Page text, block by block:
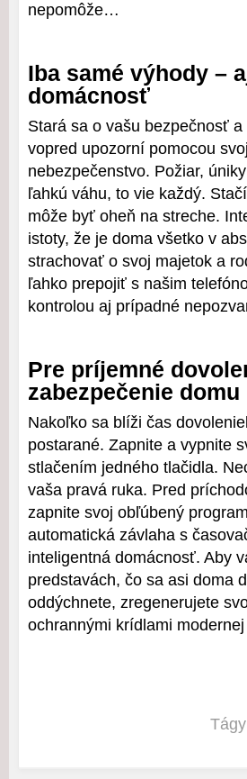
nepomôže…
Iba samé výhody –
domácnosť
Stará sa o vašu bezpečnosť
vopred upozorní pomocou
nebezpečenstvo. Požiar,
ľahkú váhu, to vie každý.
môže byť oheň na streche.
istoty, že je doma všetko v
strachovať o svoj majetok a
ľahko prepojiť s našim
kontrolou aj prípadné
Pre príjemné
zabezpečenie domu
Nakoľko sa blíži čas
postarané. Zapnite a vypnite
stlačením jedného tlačidla.
vaša pravá ruka. Pred
zapnite svoj obľúbený
automatická závlaha s
inteligentná domácnosť. Aby
predstavách, čo sa asi doma
oddýchnete, zregenerujete
ochrannými krídlami